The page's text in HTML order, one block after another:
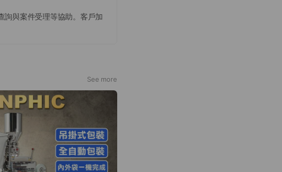
詢與案件受理等協助。客戶加
或即時性負責，該等內容亦不
貨、退款、折讓、賠償、交
正式書面（含正式合約、報價
據、照片、產品序號等），僅
See more